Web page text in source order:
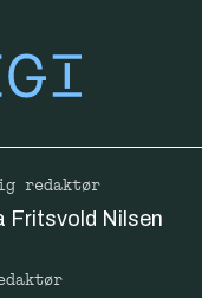
redaktør
Fritsvold Nilsen